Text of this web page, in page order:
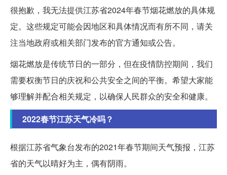
很抱歉，我无法提供江苏省2024年春节烟花燃放的具体规
定。这些规定可能会因地区和具体情况而有所不同，请关
注当地政府或相关部门发布的官方通知或公告。
烟花燃放是传统节日的一部分，但在疫情防控期间，我们
需要权衡节日的庆祝和公共安全之间的平衡。希望大家能
够理解并配合相关规定，以确保人民群众的安全和健康。
2022春节江苏天气冷吗？
根据江苏省气象台发布的2021年春节期间天气预报，江苏
省的天气以晴好为主，偶有阴雨。